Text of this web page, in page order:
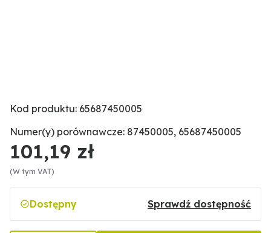
Kod produktu: 65687450005
Numer(y) porównawcze: 87450005, 65687450005
101,19 zł
(W tym VAT)
Dostępny Sprawdź dostępność